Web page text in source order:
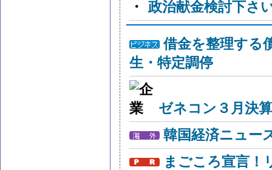
・ 政治献金検討下さ
借金を整理する
生・特定調停
ゼネコン３月決
韓国経済ニュー
まごころ宣言！